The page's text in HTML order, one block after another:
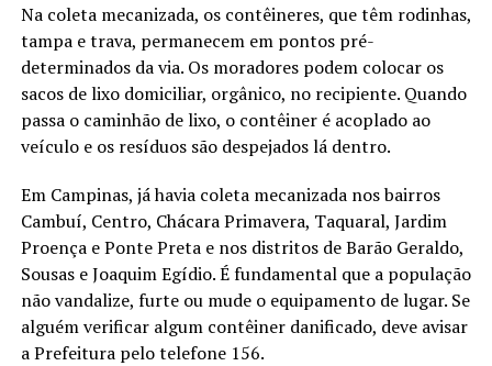
Na coleta mecanizada, os contêineres, que têm rodinhas,
tampa e trava, permanecem em pontos pré-
determinados da via. Os moradores podem colocar os
sacos de lixo domiciliar, orgânico, no recipiente. Quando
passa o caminhão de lixo, o contêiner é acoplado ao
veículo e os resíduos são despejados lá dentro.
Em Campinas, já havia coleta mecanizada nos bairros
Cambuí, Centro, Chácara Primavera, Taquaral, Jardim
Proença e Ponte Preta e nos distritos de Barão Geraldo,
Sousas e Joaquim Egídio. É fundamental que a população
não vandalize, furte ou mude o equipamento de lugar. Se
alguém verificar algum contêiner danificado, deve avisar
a Prefeitura pelo telefone 156.